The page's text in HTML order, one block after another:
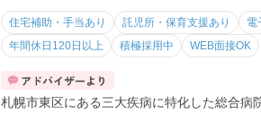
住宅補助・手当あり 託児所・保育支援あり 電
年間休日120日以上
積極採用中 WEB面接OK
札幌市東区にある三大疾病に特化した総合